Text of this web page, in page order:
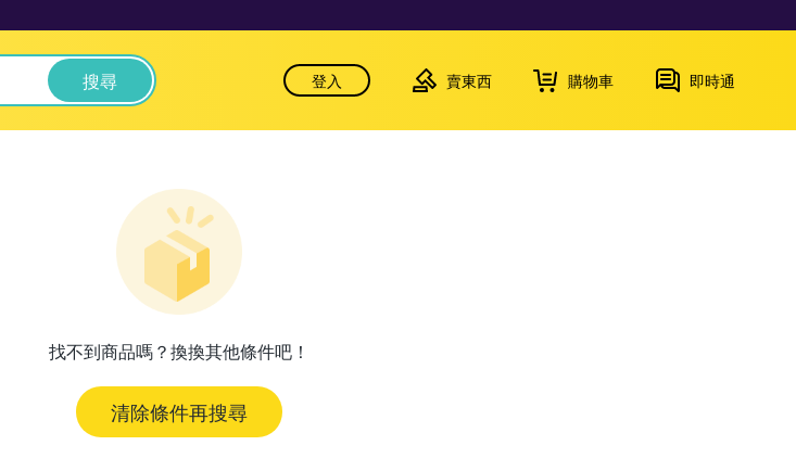
搜尋 登入 賣東西 購物車 即時通
找不到商品嗎？換換其他條件吧！
清除條件再搜尋